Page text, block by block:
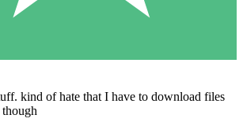
kind of hate that I have to download files